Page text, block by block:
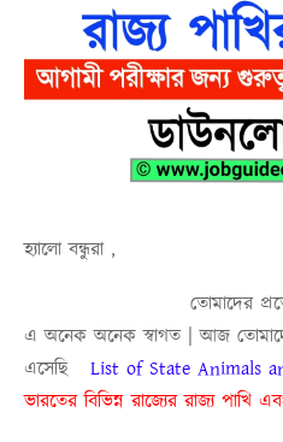
হ্যালো বন্ধুরা ,
তোমাদের
এ অনেক অনেক স্বাগত | আজ
এসেছি
List of State Animals
ভারতের বিভিন্ন রাজ্যের রাজ্য পাখি